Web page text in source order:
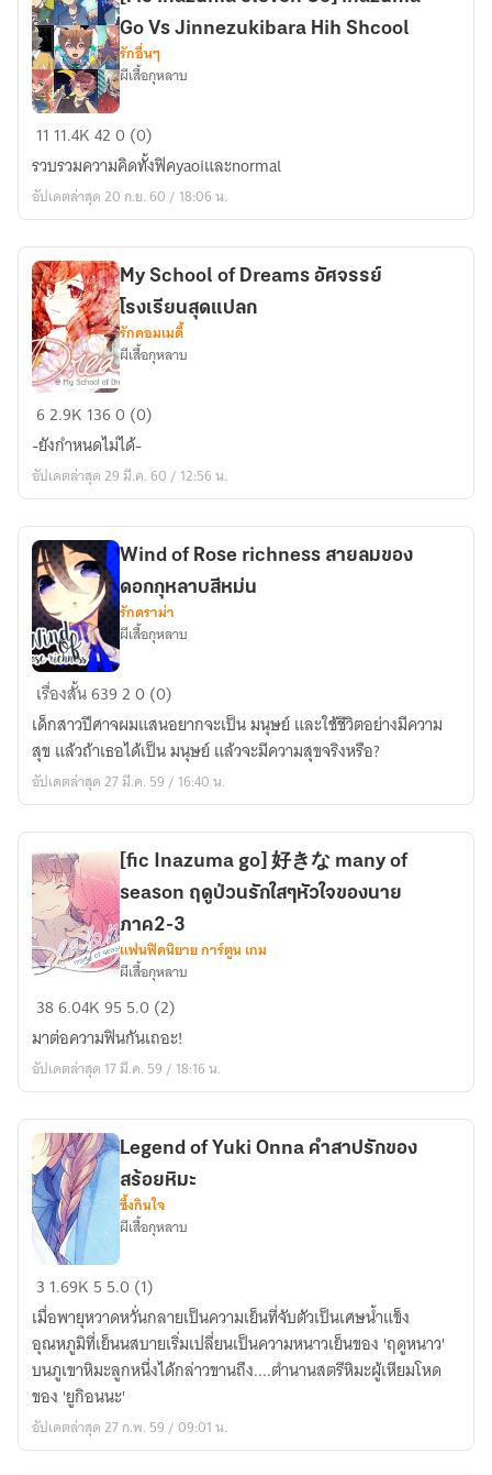
[Fic
eleven
Go]
Go
Vs
Jinnezukibara
Hih
Shcool
Go Vs Jinnezukibara Hih Shcool
รักอื่นๆ
ผีเสื้อกุหลาบ
11 11.4K420 (0)
รวบรวมความคิดทั้งฟิคyaoiและnormal
อัปเดตล่าสุด 20 ก.ย. 60 / 18:06 น.
My
School
of
Dreams
โรงเรียน
สุด
แปลก
My School of Dreams อัศจรรย์
โรงเรียนสุดแปลก
รักคอมเมดี้
ผีเสื้อกุหลาบ
62.9K 1360 (0)
-ยังกำหนดไม่ได้-
อัปเดตล่าสุด 29 มี.ค. 60 / 12:56 น.
Wind
of
Rose
richness
สายลม
กุหลาบ
สีห
ม่น
Wind of Rose richness สายลมของ
ดอกกุหลาบสีหม่น
รักดราม่า
ผีเสื้อกุหลาบ
เรื่องสั้น63920 (0)
เด็กสาวปีศาจผมแสนอยากจะเป็น มนุษย์ และใช้ชีวิตอย่างมีความ
สุข แล้วถ้าเธอได้เป็น มนุษย์ แล้วจะมีความสุขจริงหรือ?
อัปเดตล่าสุด 27 มี.ค. 59 / 16:40 น.
Inazuma
go]
好
き
な
many
of
season
ฤดู
ป่วน
รัก
ใสๆ
หัวใจ
ของ
นาย
ภาค2-
3
[fic Inazuma go] 好きな many of
season ฤดูป่วนรักใสๆหัวใจของนาย
ภาค2-3
แฟนฟิคนิยาย การ์ตูน เกม
ผีเสื้อกุหลาบ
386.04K95 5.0 (2)
มาต่อความฟินกันเถอะ!
อัปเดตล่าสุด 17 มี.ค. 59 / 18:16 น.
Legend
of
Yuki
Onna
คำ
สาป
รัก
Legend of Yuki Onna คำสาปรักของ
สร้อยหิมะ
ซึ้งกินใจ
ผีเสื้อกุหลาบ
3 1.69K 5 5.0 (1)
เมื่อพายุหวาดหวั่นกลายเป็นความเย็นที่จับตัวเป็นเศษน้ำแข็ง
อุณหภูมิที่เย็นนสบายเริ่มเปลี่ยนเป็นความหนาวเย็นของ 'ฤดูหนาว'
บนภูเขาหิมะลูกหนึ่งได้กล่าวขานถึง....ตำนานสตรีหิมะผู้เหียมโหด
ของ 'ยูกิอนนะ'
อัปเดตล่าสุด 27 ก.พ. 59 / 09:01 น.